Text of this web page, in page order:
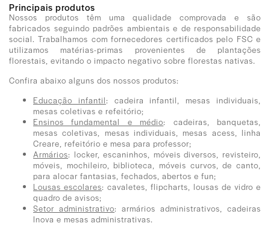
Principais produtos
Nossos produtos têm uma qualidade comprovada e são
fabricados seguindo padrões ambientais e de responsabilidade
social. Trabalhamos com fornecedores certificados pelo FSC e
utilizamos matérias-primas provenientes de plantações
florestais, evitando o impacto negativo sobre florestas nativas.
Confira abaixo alguns dos nossos produtos:
Educação infantil: cadeira infantil, mesas individuais,
mesas coletivas e refeitório;
Ensinos fundamental e médio: cadeiras, banquetas,
mesas coletivas, mesas individuais, mesas acess, linha
Creare, refeitório e mesa para professor;
Armários: locker, escaninhos, móveis diversos, revisteiro,
móveis, mochileiro, biblioteca, móveis curvos, de canto,
para alocar fantasias, fechados, abertos e fun;
Lousas escolares: cavaletes, flipcharts, lousas de vidro e
quadro de avisos;
Setor administrativo: armários administrativos, cadeiras
Inova e mesas administrativas.